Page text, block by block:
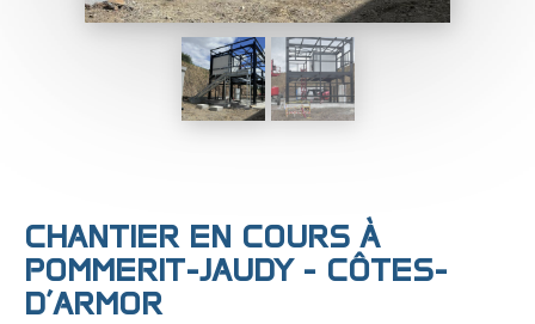
CHANTIER EN COURS À
POMMERIT-JAUDY - CÔTES-
D’ARMOR